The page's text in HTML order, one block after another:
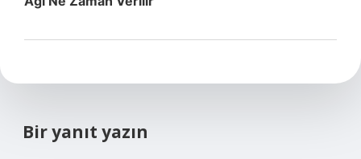
Bir yanıt yazın